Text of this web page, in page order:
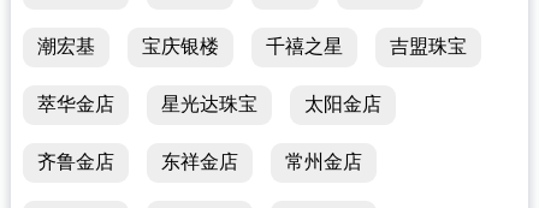
潮宏基 宝庆银楼 千禧之星 吉盟珠宝
萃华金店 星光达珠宝 太阳金店
齐鲁金店 东祥金店 常州金店